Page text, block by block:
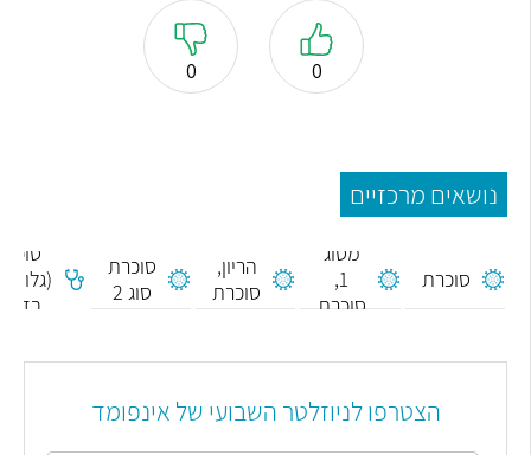
0
0
נושאים מרכזיים
סוכרת
מסוג
1,
סוכרת
הריון,
סוכרת
הריון
סוכרת
סוג 2
סוכר
בדם
הצטרפו לניוזלטר השבועי של אינפומד